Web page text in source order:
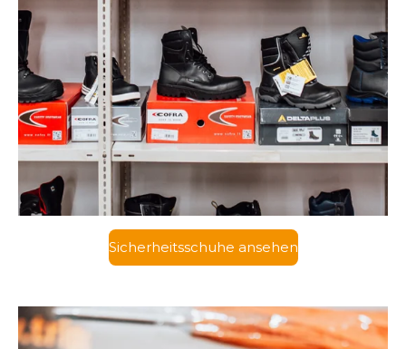
Sicherheitsschuhe ansehen